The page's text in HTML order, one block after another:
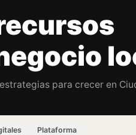
para crecer en
Plataforma